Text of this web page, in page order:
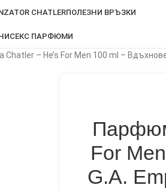
CHATLERПОЛЕЗНИ ВРЪЗКИ
ПАРФЮМИ
– He’s For Men 100 ml –
For
G.A.